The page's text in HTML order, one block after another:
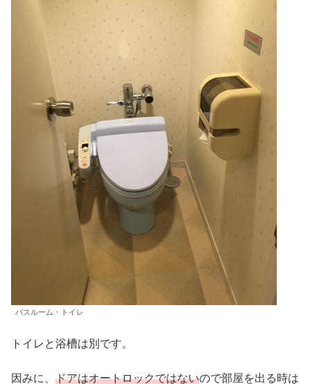
バスルーム・トイレ
トイレと浴槽は別です。
因みに、 ドアはオートロックではないので部屋を出る時は